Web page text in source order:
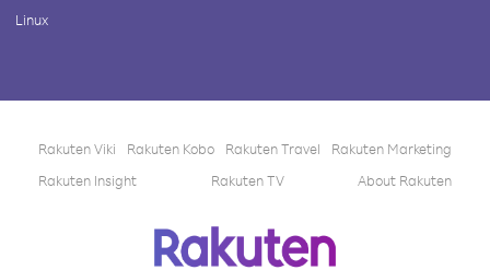
Linux
Rakuten Viki Rakuten Kobo Rakuten Travel
Rakuten Marketing
Rakuten Insight
Rakuten TV About Rakuten